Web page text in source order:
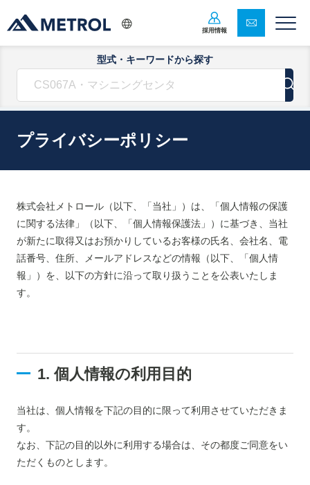
採用情報
型式・キーワードから探す
プライバシーポリシー
株式会社メトロール（以下、「当社」）は、「個人情報の保護
に関する法律」（以下、「個人情報保護法」）に基づき、当社
が新たに取得又はお預かりしているお客様の氏名、会社名、電
話番号、住所、メールアドレスなどの情報（以下、「個人情
報」）を、以下の方針に沿って取り扱うことを公表いたしま
す。
1. 個人情報の利用目的
当社は、個人情報を下記の目的に限って利用させていただきま
す。
なお、下記の目的以外に利用する場合は、その都度ご同意をい
ただくものとします。